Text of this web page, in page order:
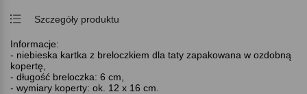
Szczegóły produktu
Informacje:
- niebieska kartka z breloczkiem dla taty zapakowana w ozdobną
kopertę,
- długość breloczka: 6 cm,
- wymiary koperty: ok. 12 x 16 cm.